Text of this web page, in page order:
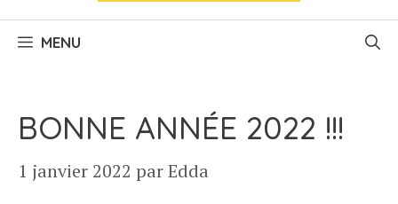
MENU
BONNE ANNÉE 2022 !!!
1 janvier 2022 parEdda